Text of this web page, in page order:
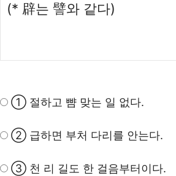
(* 辟는 譬와 같다)
① 절하고 뺨 맞는 일 없다.
② 급하면 부처 다리를 안는다.
③ 천 리 길도 한 걸음부터이다.